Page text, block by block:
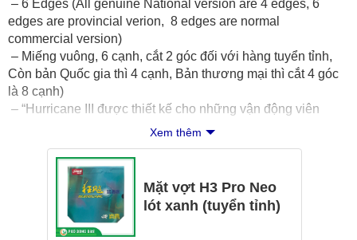
– 6 Edges (All genuine National version are 4 edges, 6
edges are provincial verion, 8 edges are normal
commercial version)
– Miếng vuông, 6 cạnh, cắt 2 góc đối với hàng tuyển tỉnh,
Còn bản Quốc gia thì 4 cạnh, Bản thương mại thì cắt 4 góc
là 8 cạnh)
– “Hurricane III được thiết kế cho những vận động viên
nâng cao vấn đề kiểm soát bóng, đặc biệt những cú giật
chất của nó đặc biệt hỗ trợ những tình huống như vậy.
Ngoài ra với tính chất của tấm lót được hỗ trợ giúp tăng độ
vọt và giảm bớt độ lưu bóng trên mặt vợt. Từ đó hỗ trợ khá
tốt cho những vận động viên có lối đánh đôi công. Mặt vợt
khi tiếp xúc bóng tạo ra quỹ đạo vòng cung góc rộng hơn
Xem thêm
Mặt vợt H3 Pro Neo
lót xanh (tuyển tỉnh)